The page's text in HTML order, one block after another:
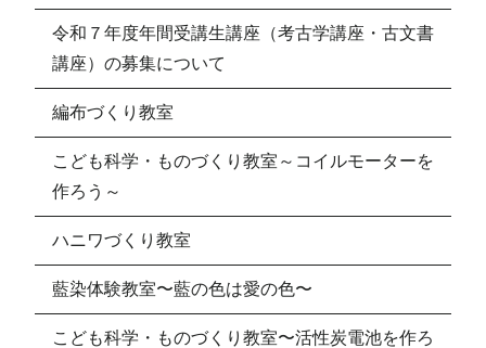
令和７年度年間受講生講座（考古学講座・古文書
講座）の募集について
編布づくり教室
こども科学・ものづくり教室～コイルモーターを
作ろう～
ハニワづくり教室
藍染体験教室〜藍の色は愛の色〜
こども科学・ものづくり教室〜活性炭電池を作ろ